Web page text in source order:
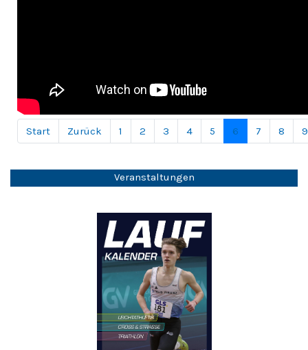
Seite 6 von 251
Start Zurück 1 2 3 4 5 6 7 8 9
Veranstaltungen